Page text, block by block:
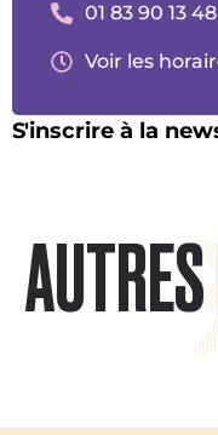
01 83 90 13 48
Voir les
S'inscrire à la
AUTRES